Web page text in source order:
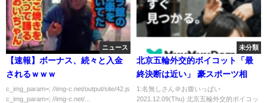
ニュース
【速報】ボーナス、続々と入金
されるｗｗｗ
c_img_param=; //img-c.net/output/site/42.js
c_img_param=; //img-c.net/...
未分類
北京五輪外交的ボイコット「最
終決断は近い」 豪スポーツ相
1:名無しさん＠お腹いっぱい
2021.12.09(Thu) 北京五輪外交的ボイコッ